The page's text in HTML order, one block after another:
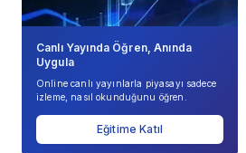
Canlı Yayında Öğren, Anında
Uygula
Online canlı yayınlarla piyasayı sadece
izleme, nasıl okunduğunu öğren.
Eğitime Katıl